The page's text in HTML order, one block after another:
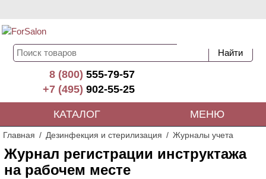
8 (800)555-79-57
+7 (495)902-55-25
КАТАЛОГ МЕНЮ
Главная Дезинфекция и стерилизация Журналы учета
Журнал регистрации инструктажа
на рабочем месте